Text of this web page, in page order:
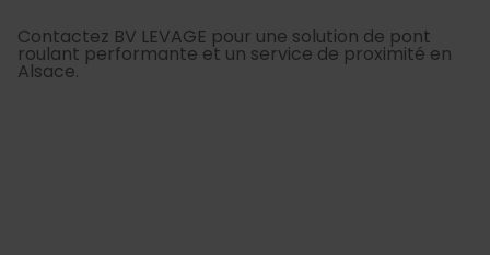
Contactez BV LEVAGE pour une solution de pont
roulant performante et un service de proximité en
Alsace.